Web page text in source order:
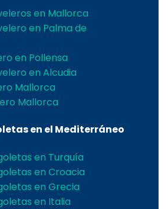
en Mallorca
en Palma de
en Pollensa
en Alcudia
Mallorca
Mallorca
en el Mediterráneo
en Turquía
en Croacia
en Grecia
en Italia